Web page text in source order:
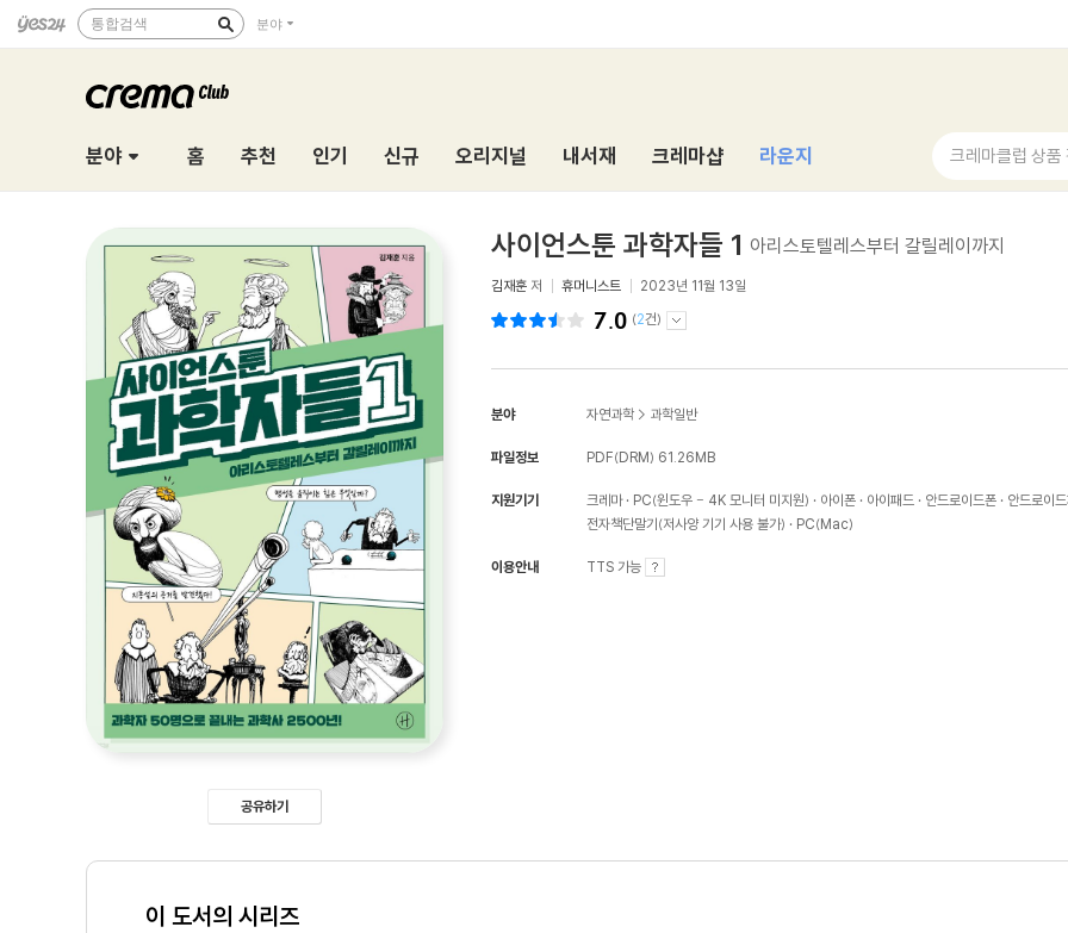
통합검색 분야
분야 홈 추천 인기 신규 오리지널 내서재 크레마샵 라운지 크레마클럽 상품
공유하기
사이언스툰 과학자들 1 아리스토텔레스부터 갈릴레이까지
김재훈 저 휴머니스트 2023년 11월 13일
7.0 (2건)
분야 자연과학 > 과학일반
파일정보 PDF(DRM) 61.26MB
지원기기 크레마 PC(윈도우 - 4K 모니터 미지원) 아이폰 아이패드 안드로이드폰
안드로이
전자책단말기(저사양 기기 사용 불가)
PC(Mac)
이용안내 TTS 가능
이 도서의 시리즈